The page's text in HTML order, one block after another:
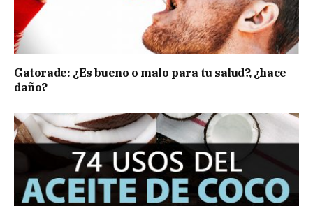
Gatorade: ¿Es bueno o malo para tu salud?, ¿hace
daño?